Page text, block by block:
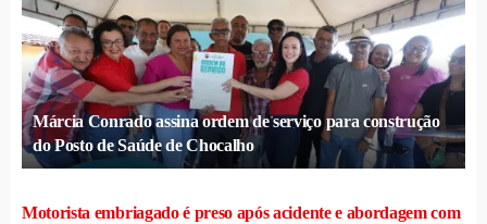
Márcia Conrado assina ordem de serviço para construção
do Posto de Saúde de Chocalho
Motorista embriagado é preso após acidente e abordagem com